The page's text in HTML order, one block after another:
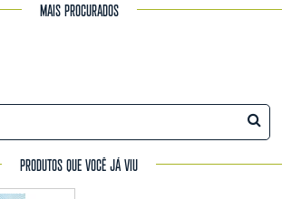
MAIS PROCURADOS
PRODUTOS QUE VOCÊ JÁ VIU